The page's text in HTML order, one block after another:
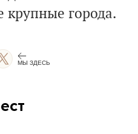
крупные города.
МЫ ЗДЕСЬ